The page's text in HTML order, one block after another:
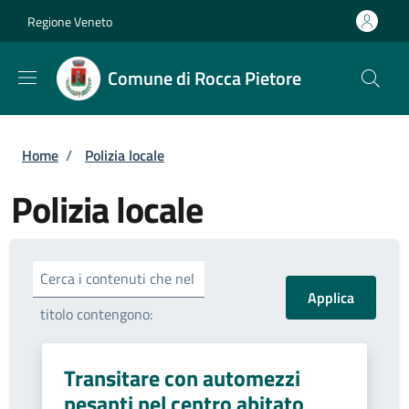
Regione Veneto
Comune di Rocca Pietore
Briciole di pane
Home / Polizia locale
Polizia locale
Cerca i contenuti che nel
titolo contengono:
Transitare con automezzi